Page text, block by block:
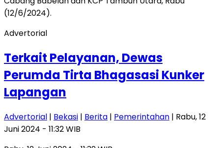
Advertorial
Terkait Pelayanan, Dewas
Perumda Tirta Bhagasasi Kunker
Lapangan
Advertorial | Bekasi | Berita | Pemerintahan | Rabu, 12
Juni 2024 - 11:32 WIB